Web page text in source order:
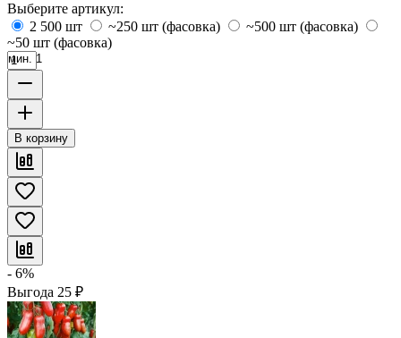
Выберите артикул:
2 500 шт
~250 шт (фасовка)
~500 шт (фасовка)
~50 шт (фасовка)
мин. 1
В корзину
- 6%
Выгода 25 ₽